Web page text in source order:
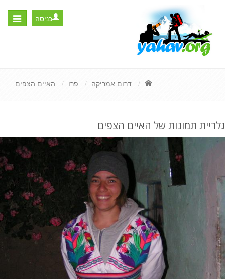
Toggle
כניסה
דרום אמריקה פרו האיים הצפים
גלריית תמונות של האיים הצפים